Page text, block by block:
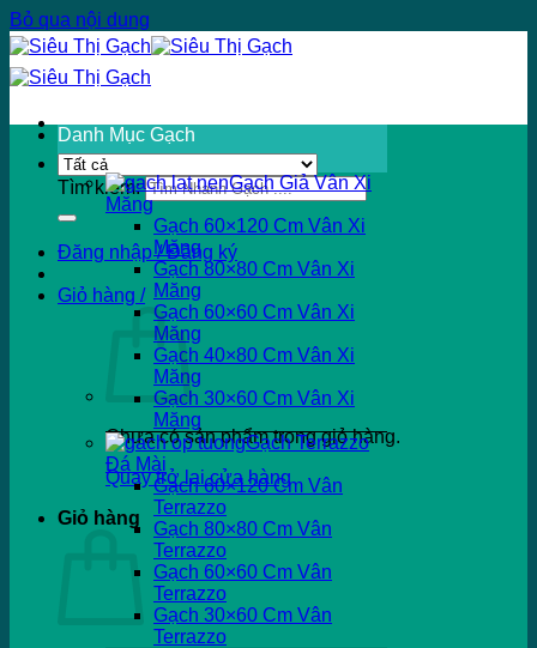
Bỏ qua nội dung
Tìm kiếm:
Đăng nhập / Đăng ký
Giỏ hàng /
Chưa có sản phẩm trong giỏ hàng.
Quay trở lại cửa hàng
Giỏ hàng
Danh Mục Gạch
Gạch Giả Vân Xi
Măng
Gạch 60×120 Cm Vân Xi
Măng
Gạch 80×80 Cm Vân Xi
Măng
Gạch 60×60 Cm Vân Xi
Măng
Gạch 40×80 Cm Vân Xi
Măng
Gạch 30×60 Cm Vân Xi
Măng
Gạch Terrazzo
Đá Mài
Gạch 60×120 Cm Vân
Terrazzo
Gạch 80×80 Cm Vân
Terrazzo
Gạch 60×60 Cm Vân
Terrazzo
Gạch 30×60 Cm Vân
Terrazzo